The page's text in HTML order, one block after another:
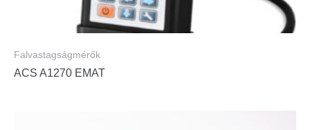
Falvastagságmérők
ACS A1270 EMAT